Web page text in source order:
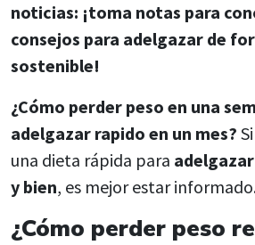
noticias: ¡toma notas para
consejos para adelgazar de
sostenible!
¿Cómo perder peso en una
adelgazar rapido en un mes?
una dieta rápida para
y bien, es mejor estar
¿Cómo perder peso